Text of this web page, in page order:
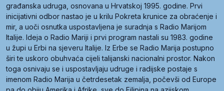
građanska udruga, osnovana u Hrvatskoj 1995. godine. Prvi
inicijativni odbor nastao je u krilu Pokreta krunice za obraćenje i
mir, a uoči osnutka uspostavljena je suradnja s Radio Marijom
Italije. Ideja o Radio Mariji i prvi program nastali su 1983. godine
u župi u Erbi na sjeveru Italije. Iz Erbe se Radio Marija postupno
širi te uskoro obuhvaća cijeli talijanski nacionalni prostor. Nakon
toga osnivaju se i uspostavljaju udruge i radijske postaje s
imenom Radio Marija u četrdesetak zemalja, počevši od Europe